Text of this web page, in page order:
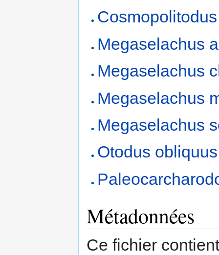
Megaselachus
Megaselachus
Megaselachus
Megaselachus
Otodus
Métadonnées
Ce fichier